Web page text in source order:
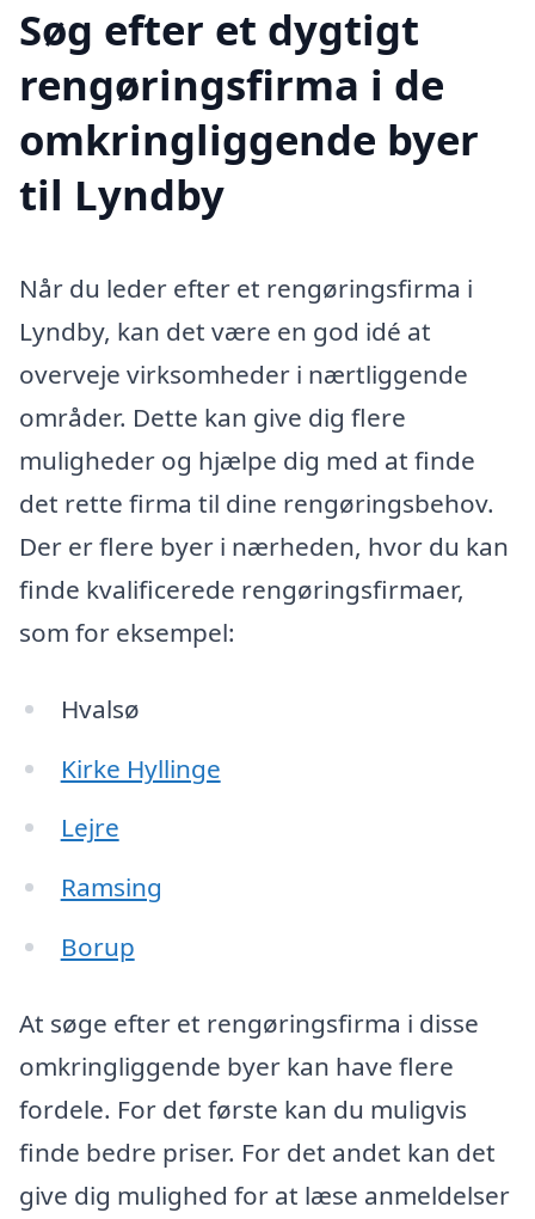
Søg efter et dygtigt
rengøringsfirma i de
omkringliggende byer
til Lyndby
Når du leder efter et rengøringsfirma i
Lyndby, kan det være en god idé at
overveje virksomheder i nærtliggende
områder. Dette kan give dig flere
muligheder og hjælpe dig med at finde
det rette firma til dine rengøringsbehov.
Der er flere byer i nærheden, hvor du kan
finde kvalificerede rengøringsfirmaer,
som for eksempel:
Hvalsø
Kirke Hyllinge
Lejre
Ramsing
Borup
At søge efter et rengøringsfirma i disse
omkringliggende byer kan have flere
fordele. For det første kan du muligvis
finde bedre priser. For det andet kan det
give dig mulighed for at læse anmeldelser